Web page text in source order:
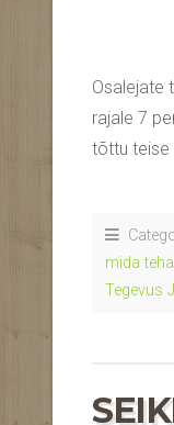
Osalejate
rajale 7
tõttu teise
mida
Tegevus